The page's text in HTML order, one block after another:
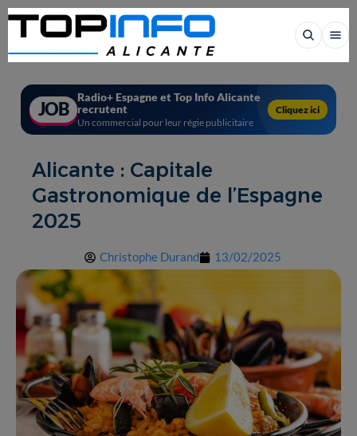
JOB
Radio+ Espagne et Top Info Alicante
recrutent
Un commercial pour leur régie publicitaire
Cliquez ici
Alicante : Capitale
Gastronomique de l’Espagne
2025
Christophe Durand 13/02/2025